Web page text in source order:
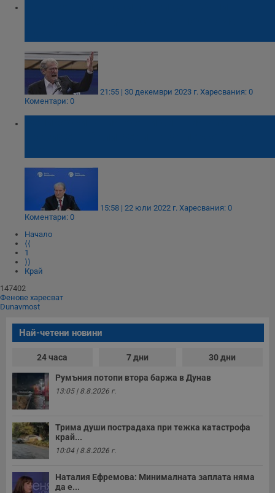
21:55 | 30 декември 2023 г. Харесвания: 0
Коментари: 0
15:58 | 22 юли 2022 г. Харесвания: 0
Коментари: 0
Начало
⟨⟨
1
⟩⟩
Край
147402
Фенове харесват
Dunavmost
Най-четени новини
24 часа 7 дни 30 дни
Румъния потопи втора баржа в Дунав
13:05 | 8.8.2026 г.
Трима души пострадаха при тежка катастрофа
край...
10:04 | 8.8.2026 г.
Наталия Ефремова: Минималната заплата няма
да е...